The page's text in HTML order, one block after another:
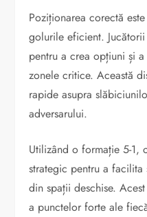
Poziționarea corectă
golurile eficient.
pentru a crea opțiuni și
zonele critice. Această
rapide asupra
adversarului.
Utilizând o formație 5-1,
strategic pentru a
din spații deschise.
a punctelor forte ale